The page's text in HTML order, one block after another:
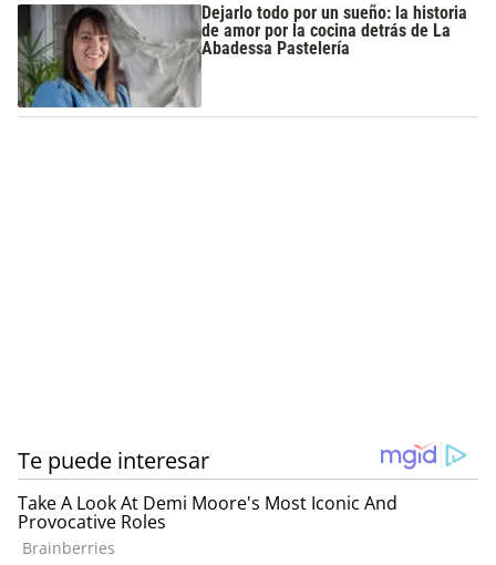
Dejarlo todo por un sueño: la historia
de amor por la cocina detrás de La
Abadessa Pastelería